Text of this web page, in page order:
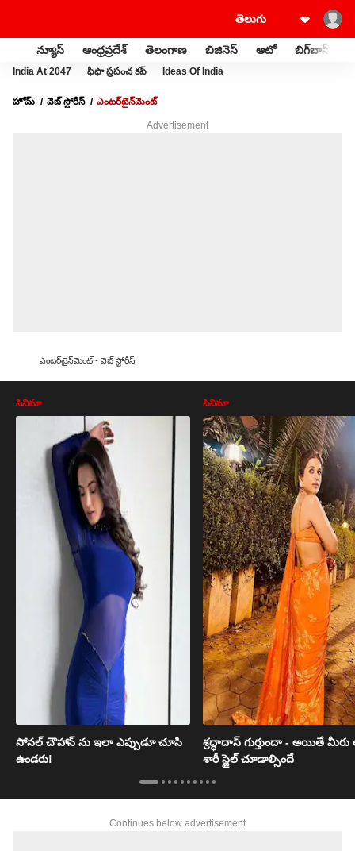
న్యూస్ ఆంధ్రప్రదేశ్ తెలంగాణ బిజినెస్ ఆటో బిగ్‌బాస్
India At 2047 ఫీఫా ప్రపంచ కప్ Ideas Of India
హోమ్ వెబ్ స్టోరీస్ ఎంటర్‌టైన్‌మెంట్‌
Advertisement
ఎంటర్‌టైన్‌మెంట్‌ - వెబ్ స్టోరీస్
సినిమా
సోనల్ చౌహాన్ ను ఇలా ఎప్పుడూ చూసి
ఉండరు!
సినిమా
శ్రద్ధాదాస్ గుర్తుందా - అయితే
శారీ స్టైల్ చూడాల్సిందే
Continues below advertisement